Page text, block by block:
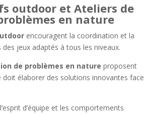
outdoor et Ateliers de
en nature
encouragent la coordination et la
jeux adaptés à tous les niveaux.
de problèmes en nature proposent
doit élaborer des solutions innovantes face
d’équipe et les comportements